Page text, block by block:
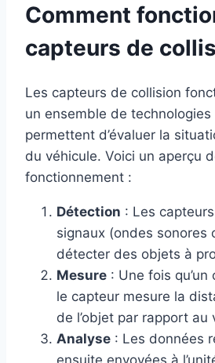
Comment
capteurs de
Les capteurs de collision
un ensemble de technologies
permettent d’évaluer la
du véhicule. Voici un aperçu
fonctionnement :
Détection : Les
signaux (ondes sonores
détecter des objets à
Mesure : Une fois
le capteur mesure la
de l’objet par rapport au
Analyse : Les données